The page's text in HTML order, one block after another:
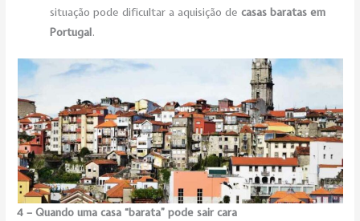
situação pode dificultar a aquisição decasas baratas em
Portugal.
4 – Quando uma casa “barata” pode sair cara